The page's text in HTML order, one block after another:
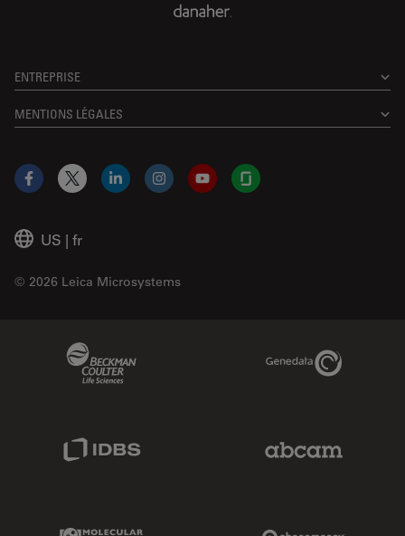
ENTREPRISE
MENTIONS LÉGALES
US | fr
© 2026 Leica Microsystems
Facebook
X LinkedInInstagramYouTubeGlassdoor
Genedata Link
Molecular Devices Link